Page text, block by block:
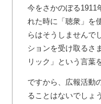
今をさかのぼる1911
れた時に「聴衆」を
らはそうしませんで
ションを受け取るさ
リック」という言葉
ですから、広報活動
ることはないでしょ